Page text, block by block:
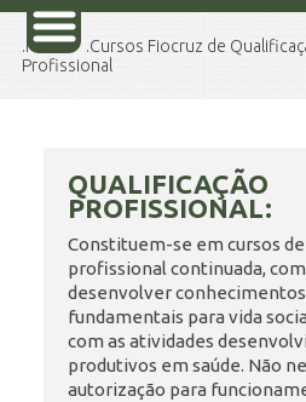
ENSINO
Home
Cursos Fiocruz de
Profissional
QUALIFICAÇÃO
PROFISSIONAL:
Constituem-se em cursos
profissional continuada,
desenvolver
fundamentais para vida
com as atividades
produtivos em saúde. Não
autorização para